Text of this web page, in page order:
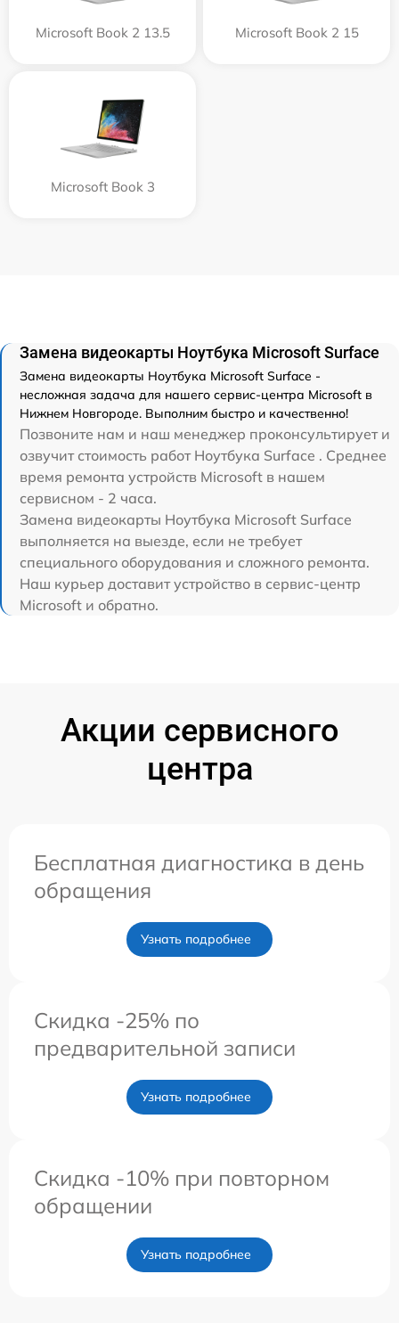
Microsoft Book 2 13.5 Microsoft Book 2 15
Microsoft Book 3
Замена видеокарты Ноутбука Microsoft Surface
Замена видеокарты Ноутбука Microsoft Surface -
несложная задача для нашего сервис-центра Microsoft в
Нижнем Новгороде. Выполним быстро и качественно!
Позвоните нам и наш менеджер проконсультирует и
озвучит стоимость работ Ноутбука Surface . Среднее
время ремонта устройств Microsoft в нашем
сервисном - 2 часа.
Замена видеокарты Ноутбука Microsoft Surface
выполняется на выезде, если не требует
специального оборудования и сложного ремонта.
Наш курьер доставит устройство в сервис-центр
Microsoft и обратно.
Акции сервисного
центра
Бесплатная диагностика в день
обращения
Узнать подробнее
Скидка -25% по
предварительной записи
Узнать подробнее
Скидка -10% при повторном
обращении
Узнать подробнее